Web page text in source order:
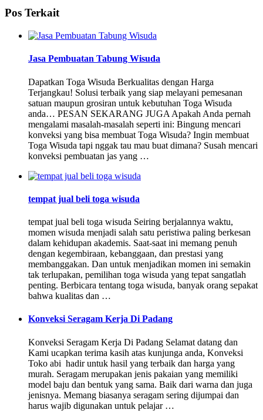
Pos Terkait
Jasa Pembuatan Tabung Wisuda
Dapatkan Toga Wisuda Berkualitas dengan Harga
Terjangkau! Solusi terbaik yang siap melayani pemesanan
satuan maupun grosiran untuk kebutuhan Toga Wisuda
anda… PESAN SEKARANG JUGA Apakah Anda pernah
mengalami masalah-masalah seperti ini: Bingung mencari
konveksi yang bisa membuat Toga Wisuda? Ingin membuat
Toga Wisuda tapi nggak tau mau buat dimana? Susah mencari
konveksi pembuatan jas yang …
tempat jual beli toga wisuda
tempat jual beli toga wisuda Seiring berjalannya waktu,
momen wisuda menjadi salah satu peristiwa paling berkesan
dalam kehidupan akademis. Saat-saat ini memang penuh
dengan kegembiraan, kebanggaan, dan prestasi yang
membanggakan. Dan untuk menjadikan momen ini semakin
tak terlupakan, pemilihan toga wisuda yang tepat sangatlah
penting. Berbicara tentang toga wisuda, banyak orang sepakat
bahwa kualitas dan …
Konveksi Seragam Kerja Di Padang
Konveksi Seragam Kerja Di Padang Selamat datang dan
Kami ucapkan terima kasih atas kunjunga anda, Konveksi
Toko abi hadir untuk hasil yang terbaik dan harga yang
murah. Seragam merupakan jenis pakaian yang memiliki
model baju dan bentuk yang sama. Baik dari warna dan juga
jenisnya. Memang biasanya seragam sering dijumpai dan
harus wajib digunakan untuk pelajar …